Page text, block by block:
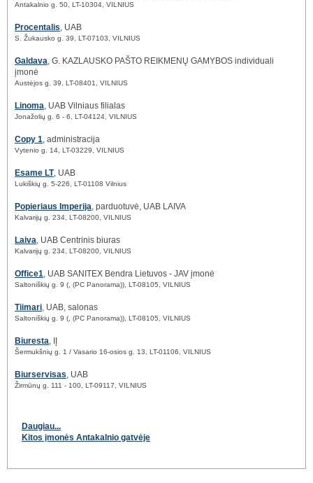
Antakalnio g. 50, LT-10304, VILNIUS
Procentalis, UAB
S. Žukausko g. 39, LT-07103, VILNIUS
Galdava, G. KAZLAUSKO PAŠTO REIKMENŲ GAMYBOS individuali
įmonė
Austėjos g. 39, LT-08401, VILNIUS
Linoma, UAB Vilniaus filialas
Jonažolių g. 6 - 6, LT-04124, VILNIUS
Copy 1, administracija
Vytenio g. 14, LT-03229, VILNIUS
Esame LT, UAB
Lukiškių g. 5-226, LT-01108 Vilnius
Popieriaus Imperija, parduotuvė, UAB LAIVA
Kalvarijų g. 234, LT-08200, VILNIUS
Laiva, UAB Centrinis biuras
Kalvarijų g. 234, LT-08200, VILNIUS
Office1, UAB SANITEX Bendra Lietuvos - JAV įmonė
Saltoniškių g. 9 (, (PC Panorama)), LT-08105, VILNIUS
Tiimari, UAB, salonas
Saltoniškių g. 9 (, (PC Panorama)), LT-08105, VILNIUS
Biuresta, IĮ
Šermukšnių g. 1 / Vasario 16-osios g. 13, LT-01106, VILNIUS
Biurservisas, UAB
Žirmūnų g. 111 - 100, LT-09117, VILNIUS
Daugiau...
Kitos įmonės Antakalnio gatvėje